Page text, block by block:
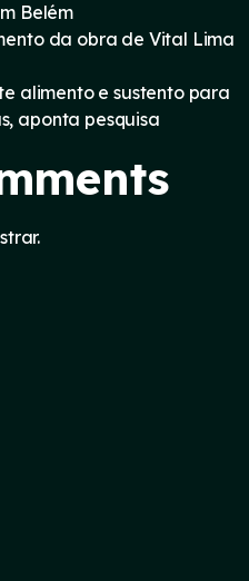
Belém
da obra de Vital Lima
alimento e sustento para
aponta pesquisa